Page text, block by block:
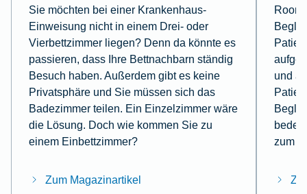
Sie möchten bei einer Krankenhaus-
Einweisung nicht in einem Drei- oder
Vierbettzimmer liegen? Denn da könnte es
passieren, dass Ihre Bettnachbarn ständig
Besuch haben. Außerdem gibt es keine
Privatsphäre und Sie müssen sich das
Badezimmer teilen. Ein Einzelzimmer wäre
die Lösung. Doch wie kommen Sie zu
einem Einbettzimmer?
Zum Magazinartikel
und
zum